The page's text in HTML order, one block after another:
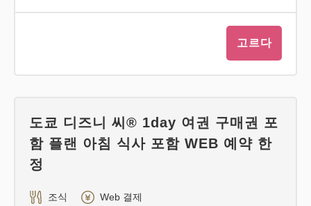
고르다
도쿄 디즈니 씨® 1day 여권 구매권 포
함 플랜 아침 식사 포함 WEB 예약 한
정
조식 Web 결제